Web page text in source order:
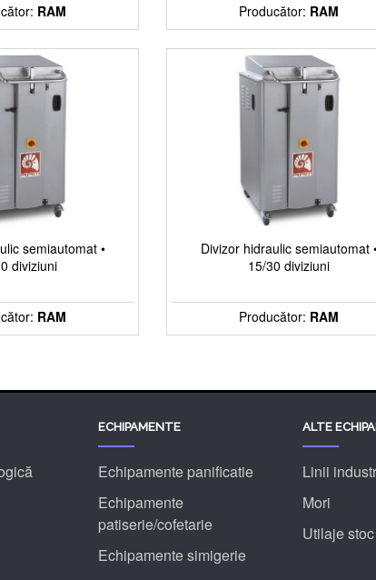
Patiser.ro
RAM Producător: RAM
semiautomat •
diviziuni
RAM
Divizor hidraulic semiautomat
15/30 diviziuni
Producător: RAM
ECHIPAMENTE
Echipamente panificatie
Echipamente
patiserie/cofetarie
Echipamente simigerie
ALTE
Linii
Mori
Utilaje stoc